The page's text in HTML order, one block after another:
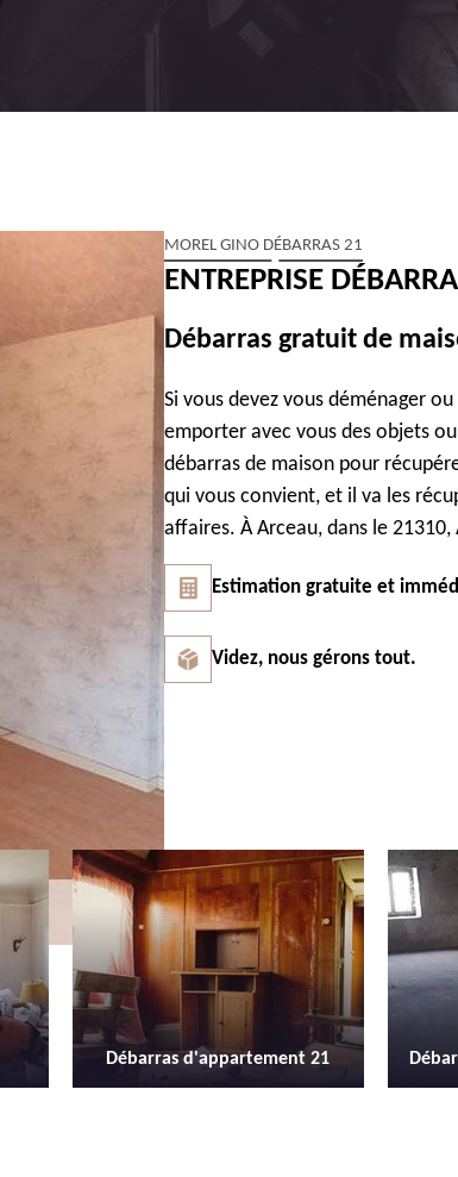
MOREL GINO DÉBARRAS 21
ENTREPRISE
Débarras gratuit de
Si vous devez vous déménager
emporter avec vous des objets
débarras de maison pour
qui vous convient, et il va les
affaires. À Arceau, dans le
Estimation gratuite et
Videz, nous gérons tout.
Débarras de grenier et cave 21